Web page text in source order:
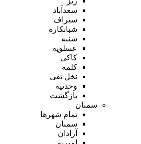
سعدآباد
سیراف
شبانکاره
شنبه
عسلویه
کاکی
کلمه
نخل تقی
وحدتیه
بازگشت
سمنان
تمام شهر‌ها
سمنان
آرادان